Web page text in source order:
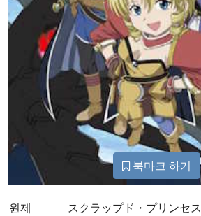
북마크 하기
원제
スクラップド・プリンセス